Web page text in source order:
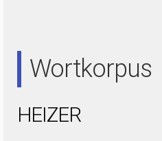
Wortkorpus
HEIZER